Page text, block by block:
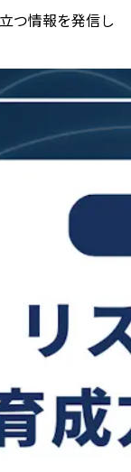
つ情報を発信し